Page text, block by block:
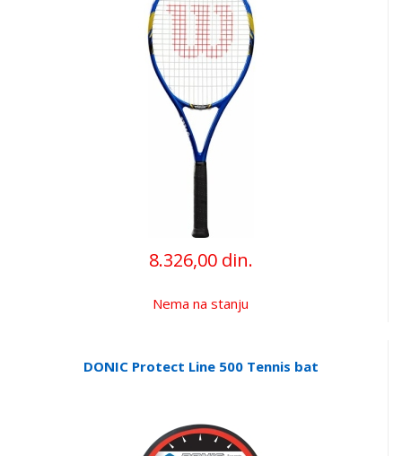
8.326,00 din.
Nema na stanju
DONIC Protect Line 500 Tennis bat